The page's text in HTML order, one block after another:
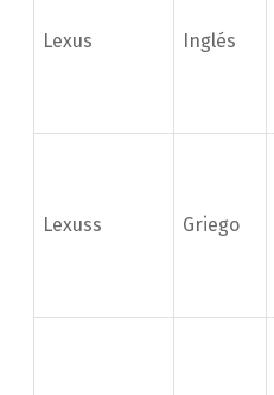
Lexus Inglés
Lexuss Griego